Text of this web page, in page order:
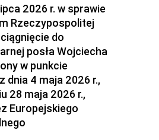
2026 r. w sprawie
Rzeczypospolitej
do
posła Wojciecha
w punkcie
dnia 4 maja 2026 r.,
28 maja 2026 r.,
Europejskiego